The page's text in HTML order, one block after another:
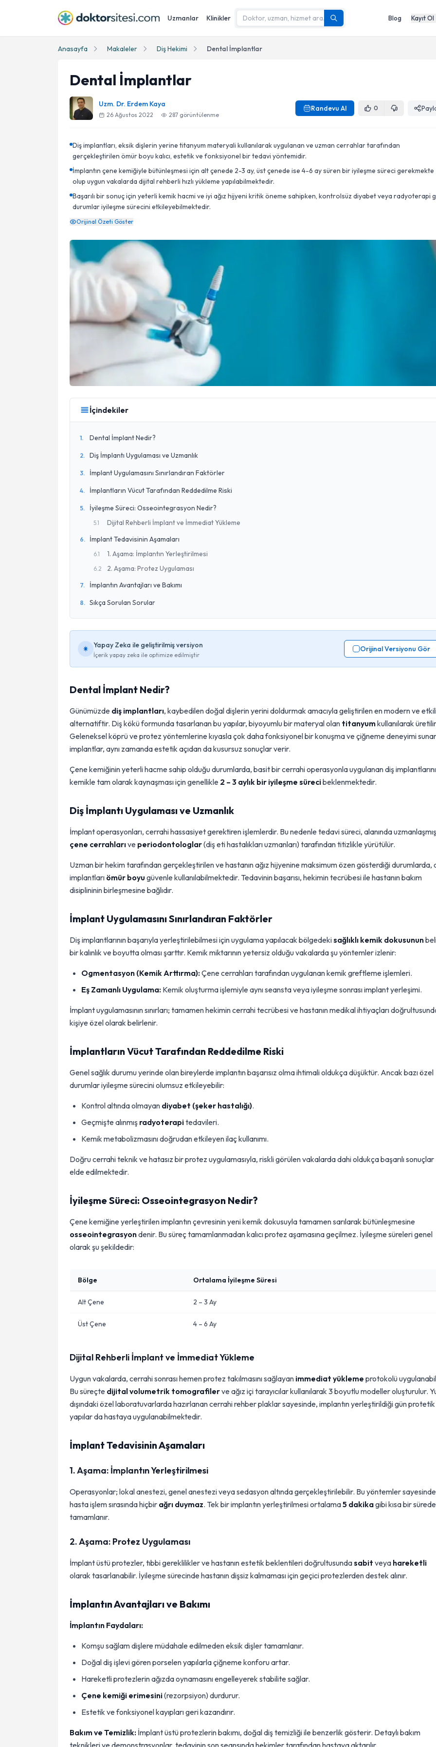
Uzmanlar Klinikler Blog Kayıt Ol
Anasayfa Makaleler Diş Hekimi Dental İmplantlar
Dental İmplantlar
Uzm. Dr. Erdem Kaya
26 Ağustos 2022 287 görüntülenme
Randevu Al 0
Diş implantları, eksik dişlerin yerine titanyum materyali kullanılarak uygulanan ve uzman cerrahlar tarafından
gerçekleştirilen ömür boyu kalıcı, estetik ve fonksiyonel bir tedavi yöntemidir.
İmplantın çene kemiğiyle bütünleşmesi için alt çenede 2-3 ay, üst çenede ise 4-6 ay süren bir iyileşme süreci gerekmekte
olup uygun vakalarda dijital rehberli hızlı yükleme yapılabilmektedir.
Başarılı bir sonuç için yeterli kemik hacmi ve iyi ağız hijyeni kritik öneme sahipken, kontrolsüz diyabet veya radyoterapi
durumlar iyileşme sürecini etkileyebilmektedir.
Orijinal Özeti Göster
İçindekiler
1. Dental İmplant Nedir?
2. Diş İmplantı Uygulaması ve Uzmanlık
3. İmplant Uygulamasını Sınırlandıran Faktörler
4. İmplantların Vücut Tarafından Reddedilme Riski
5. İyileşme Süreci: Osseointegrasyon Nedir?
5.1 Dijital Rehberli İmplant ve İmmediat Yükleme
6. İmplant Tedavisinin Aşamaları
6.1 1. Aşama: İmplantın Yerleştirilmesi
6.2 2. Aşama: Protez Uygulaması
7. İmplantın Avantajları ve Bakımı
8. Sıkça Sorulan Sorular
Yapay Zeka ile geliştirilmiş versiyon
İçerik yapay zeka ile optimize edilmiştir
Orijinal Versiyonu Gör
Dental İmplant Nedir?
Günümüzde diş implantları, kaybedilen doğal dişlerin yerini doldurmak amacıyla geliştirilen en modern ve
alternatiftir. Diş kökü formunda tasarlanan bu yapılar, biyoyumlu bir materyal olan titanyumkullanılarak
Geleneksel köprü ve protez yöntemlerine kıyasla çok daha fonksiyonel bir konuşma ve çiğneme deneyimi
implantlar, aynı zamanda estetik açıdan da kusursuz sonuçlar verir.
Çene kemiğinin yeterli hacme sahip olduğu durumlarda, basit bir cerrahi operasyonla uygulanan diş
kemikle tam olarak kaynaşması için genellikle 2 – 3 aylık bir iyileşme sürecibeklenmektedir.
Diş İmplantı Uygulaması ve Uzmanlık
İmplant operasyonları, cerrahi hassasiyet gerektiren işlemlerdir. Bu nedenle tedavi süreci, alanında uzmanlaşmış
çene cerrahlarıve periodontologlar(diş eti hastalıkları uzmanları) tarafından titizlikle yürütülür.
Uzman bir hekim tarafından gerçekleştirilen ve hastanın ağız hijyenine maksimum özen gösterdiği durumlarda,
implantları ömür boyu güvenle kullanılabilmektedir. Tedavinin başarısı, hekimin tecrübesi ile hastanın bakım
disiplininin birleşmesine bağlıdır.
İmplant Uygulamasını Sınırlandıran Faktörler
Diş implantlarının başarıyla yerleştirilebilmesi için uygulama yapılacak bölgedekisağlıklı kemik dokusunun
bir kalınlık ve boyutta olması şarttır. Kemik miktarının yetersiz olduğu vakalarda şu yöntemler izlenir:
Ogmentasyon (Kemik Arttırma):Çene cerrahları tarafından uygulanan kemik greftleme işlemleri.
Eş Zamanlı Uygulama: Kemik oluşturma işlemiyle aynı seansta veya iyileşme sonrası implant yerleşimi.
İmplant uygulamasının sınırları; tamamen hekimin cerrahi tecrübesi ve hastanın medikal ihtiyaçları
kişiye özel olarak belirlenir.
İmplantların Vücut Tarafından Reddedilme Riski
Genel sağlık durumu yerinde olan bireylerde implantın başarısız olma ihtimali oldukça düşüktür. Ancak bazı özel
durumlar iyileşme sürecini olumsuz etkileyebilir:
Kontrol altında olmayan diyabet (şeker hastalığı).
Geçmişte alınmış radyoterapitedavileri.
Kemik metabolizmasını doğrudan etkileyen ilaç kullanımı.
Doğru cerrahi teknik ve hatasız bir protez uygulamasıyla, riskli görülen vakalarda dahi oldukça başarılı sonuçlar
elde edilmektedir.
İyileşme Süreci: Osseointegrasyon Nedir?
Çene kemiğine yerleştirilen implantın çevresinin yeni kemik dokusuyla tamamen sarılarak bütünleşmesine
osseointegrasyondenir. Bu süreç tamamlanmadan kalıcı protez aşamasına geçilmez. İyileşme süreleri genel
olarak şu şekildedir:
Bölge Ortalama İyileşme Süresi
Alt Çene 2 – 3 Ay
Üst Çene 4 – 6 Ay
Dijital Rehberli İmplant ve İmmediat Yükleme
Uygun vakalarda, cerrahi sonrası hemen protez takılmasını sağlayan immediat yükleme protokolü
Bu süreçte dijital volumetrik tomografilerve ağız içi tarayıcılar kullanılarak 3 boyutlu modeller oluşturulur.
dışındaki özel laboratuvarlarda hazırlanan cerrahi rehber plaklar sayesinde, implantın yerleştirildiği gün
yapılar da hastaya uygulanabilmektedir.
İmplant Tedavisinin Aşamaları
1. Aşama: İmplantın Yerleştirilmesi
Operasyonlar; lokal anestezi, genel anestezi veya sedasyon altında gerçekleştirilebilir. Bu yöntemler sayesinde
hasta işlem sırasında hiçbir ağrı duymaz. Tek bir implantın yerleştirilmesi ortalama5 dakikagibi kısa bir sürede
tamamlanır.
2. Aşama: Protez Uygulaması
İmplant üstü protezler, tıbbi gereklilikler ve hastanın estetik beklentileri doğrultusundasabit veya hareketli
olarak tasarlanabilir. İyileşme sürecinde hastanın dişsiz kalmaması için geçici protezlerden destek alınır.
İmplantın Avantajları ve Bakımı
İmplantın Faydaları:
Komşu sağlam dişlere müdahale edilmeden eksik dişler tamamlanır.
Doğal diş işlevi gören porselen yapılarla çiğneme konforu artar.
Hareketli protezlerin ağızda oynamasını engelleyerek stabilite sağlar.
Çene kemiği erimesini(rezorpsiyon) durdurur.
Estetik ve fonksiyonel kayıpları geri kazandırır.
Bakım ve Temizlik: İmplant üstü protezlerin bakımı, doğal diş temizliği ile benzerlik gösterir. Detaylı bakım
teknikleri ve demonstrasyonlar, tedavinin son seansında hekimler tarafından hastaya aktarılır.